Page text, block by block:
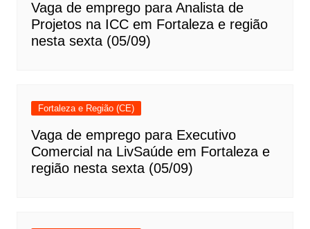
Vaga de emprego para Analista de
Projetos na ICC em Fortaleza e região
nesta sexta (05/09)
Fortaleza e Região (CE)
Vaga de emprego para Executivo
Comercial na LivSaúde em Fortaleza e
região nesta sexta (05/09)